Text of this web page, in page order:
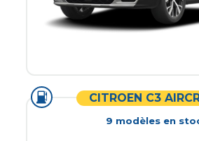
CITROEN C3
9 modèlesen